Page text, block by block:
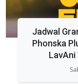
Jadwal
Phonska
LavAni